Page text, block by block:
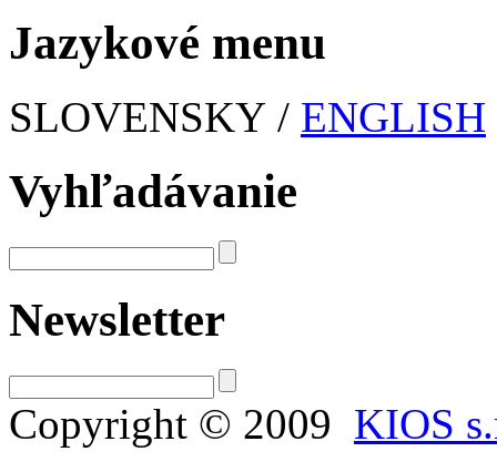
Jazykové menu
SLOVENSKY / ENGLISH
Vyhľadávanie
Newsletter
Copyright © 2009 KIOS